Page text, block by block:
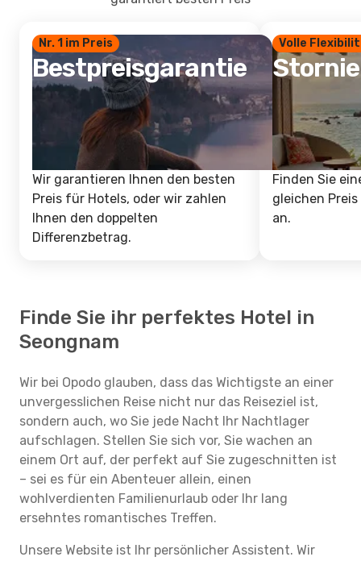
Nr. 1 im Preis
Bestpreisgarantie
Wir garantieren Ihnen den besten
Preis für Hotels, oder wir zahlen
Ihnen den doppelten
Differenzbetrag.
Volle
Finden Sie
gleichen
an.
Finde Sie ihr perfektes Hotel in
Seongnam
Wir bei Opodo glauben, dass das Wichtigste an einer
unvergesslichen Reise nicht nur das Reiseziel ist,
sondern auch, wo Sie jede Nacht Ihr Nachtlager
aufschlagen. Stellen Sie sich vor, Sie wachen an
einem Ort auf, der perfekt auf Sie zugeschnitten ist
– sei es für ein Abenteuer allein, einen
wohlverdienten Familienurlaub oder Ihr lang
ersehntes romantisches Treffen.
Unsere Website ist Ihr persönlicher Assistent. Wir